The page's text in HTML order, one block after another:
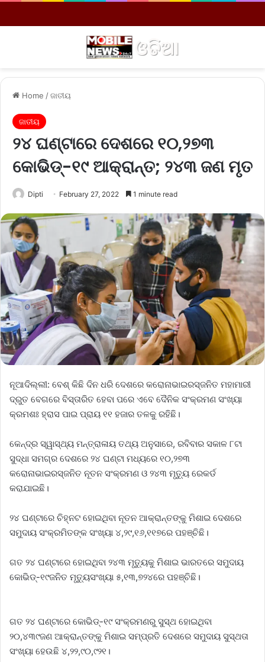
Home /ଜାତୀୟ
ଜାତୀୟ
୨୪ ଘଣ୍ଟାରେ ଦେଶରେ ୧୦,୨୭୩
କୋଭିଡ୍‌-୧୯ ଆକ୍ରାନ୍ତ; ୨୪୩ ଜଣ ମୃତ
Dipti February 27, 2022 1 minute read
ନୂଆଦିଲ୍ଲୀ: ବେଶ୍‌ କିଛି ଦିନ ଧରି ଦେଶରେ କରୋନାଭାଇରସ୍‌ଜନିତ ମହାମାରୀ
ଦ୍ରୁତ ବେଗରେ ବିସ୍ତାରିତ ହେବା ପରେ ଏବେ ଦୈନିକ ସଂକ୍ରମଣ ସଂଖ୍ୟା
କ୍ରମଶଃ ହ୍ରାସ ପାଇ ପ୍ରାୟ ୧୧ ହଜାର ତଳକୁ ରହିଛି।
କେନ୍ଦ୍ର ସ୍ୱାସ୍ଥ୍ୟ ମନ୍ତ୍ରାଳାୟ ତଥ୍ୟ ଅନୁସାରେ, ରବିବାର ସକାଳ ୮ଟା
ସୁଦ୍ଧା ସମଗ୍ର ଦେଶରେ ୨୪ ଘଣ୍ଟା ମଧ୍ୟରେ ୧୦,୨୭୩
କରୋନାଭାଇରସ୍‌ଜନିତ ନୂତନ ସଂକ୍ରମଣ ଓ ୨୪୩ ମୃତ୍ୟୁ ରେକର୍ଡ
କରାଯାଇଛି।
୨୪ ଘଣ୍ଟାରେ ଚିହ୍ନଟ ହୋଇଥିବା ନୂତନ ଆକ୍ରାନ୍ତଙ୍କୁ ମିଶାଇ ଦେଶରେ
ସମୁଦାୟ ସଂକ୍ରମିତଙ୍କ ସଂଖ୍ୟା ୪,୨୯,୧୬,୧୧୭ରେ ପହଞ୍ଚିଛି।
ଗତ ୨୪ ଘଣ୍ଟାରେ ହୋଇଥିବା ୨୪୩ ମୃତ୍ୟୁକୁ ମିଶାଇ ଭାରତରେ ସମୁଦାୟ
କୋଭିଡ୍‌-୧୯ଜନିତ ମୃତ୍ୟୁସଂଖ୍ୟା ୫,୧୩,୭୨୪ରେ ପହଞ୍ଚିଛି।
ଗତ ୨୪ ଘଣ୍ଟାରେ କୋଭିଡ୍‌-୧୯ ସଂକ୍ରମଣରୁ ସୁସ୍ଥ ହୋଇଥିବା
୨୦,୪୩୯ଜଣ ଆକ୍ରାନ୍ତଙ୍କୁ ମିଶାଇ ସମ୍ପ୍ରତି ଦେଶରେ ସମୁଦାୟ ସୁସ୍ଥତା
ସଂଖ୍ୟା ହେଉଛି ୪,୨୨,୯୦,୯୨୧।